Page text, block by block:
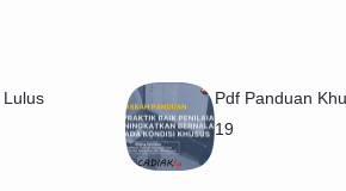
Lulus
Pdf Panduan
19